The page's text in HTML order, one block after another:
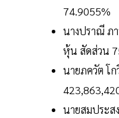
74.9055%
นางปราณี ภ
หุ้น สัดส่วน
นายภควัต โ
นายสมประส